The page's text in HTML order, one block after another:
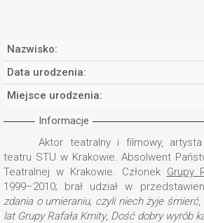
Nazwisko:
Data urodzenia:
Miejsce urodzenia:
Informacje
Aktor teatralny i filmowy,
teatru STU w Krakowie. Absolwent
Teatralnej w Krakowie. Członek Grupy
1999–2010; brał udział w
zdania o umieraniu, czyli niech żyje śmierć,
lat Grupy Rafała Kmity, Dość dobry wyrób